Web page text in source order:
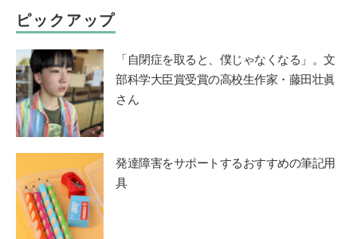
ピックアップ
「自閉症を取ると、僕じゃなくなる」。文
部科学大臣賞受賞の高校生作家・藤田壮眞
さん
発達障害をサポートするおすすめの筆記用
具